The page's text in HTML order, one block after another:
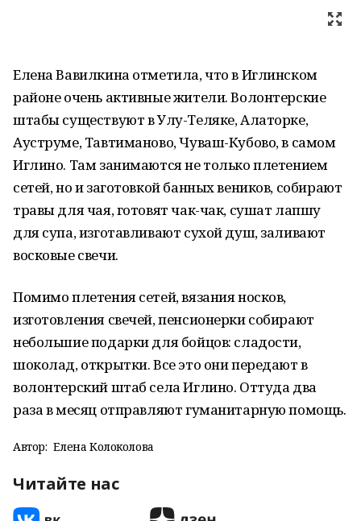
Елена Вавилкина отметила, что в Иглинском
районе очень активные жители. Волонтерские
штабы существуют в Улу-Теляке, Алаторке,
Ауструме, Тавтиманово, Чуваш-Кубово, в самом
Иглино. Там занимаются не только плетением
сетей, но и заготовкой банных веников, собирают
травы для чая, готовят чак-чак, сушат лапшу
для супа, изготавливают сухой душ, заливают
восковые свечи.
Помимо плетения сетей, вязания носков,
изготовления свечей, пенсионерки собирают
небольшие подарки для бойцов: сладости,
шоколад, открытки. Все это они передают в
волонтерский штаб села Иглино. Оттуда два
раза в месяц отправляют гуманитарную помощь.
Автор: Елена Колоколова
Читайте нас